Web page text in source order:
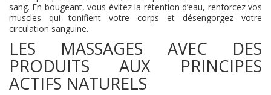
sang. En bougeant, vous évitez la rétention d’eau, renforcez vos
muscles qui tonifient votre corps et désengorgez votre
circulation sanguine.
LES MASSAGES AVEC DES
PRODUITS AUX PRINCIPES
ACTIFS NATURELS